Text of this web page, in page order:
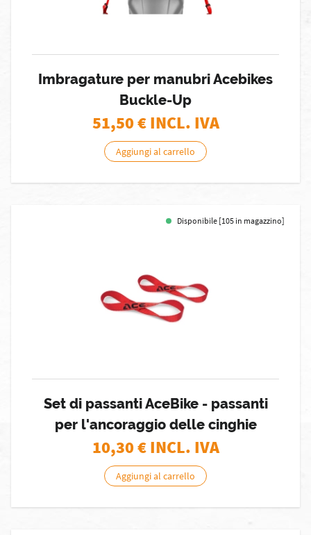
Imbragature per manubri Acebikes
Buckle-Up
51,50€ INCL. IVA
Aggiungi al carrello
Disponibile [105 in magazzino]
Set di passanti AceBike - passanti
per l'ancoraggio delle cinghie
10,30€ INCL. IVA
Aggiungi al carrello